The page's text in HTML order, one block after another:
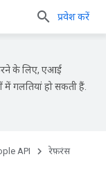
प्रवेश करें
के लिए, एआई
गलतियां हो सकती हैं.
API रेफ़रंस